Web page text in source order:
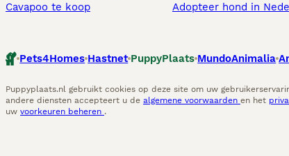
Cavapoo te koop
Adopteer hond in
Pets4Homes Hastnet PuppyPlaats MundoAnimalia
Puppyplaats.nl gebruikt cookies op deze site om uw
andere diensten accepteert u de algemene voorwaarden en het
uw voorkeuren beheren .